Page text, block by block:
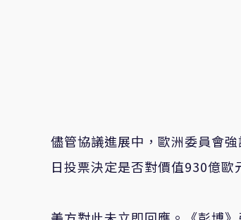
儘管協議進展中，歐洲委員會
日投票決定是否對價值930億